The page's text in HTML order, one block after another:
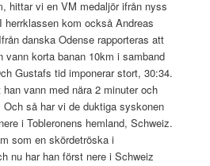
hittar vi en VM medaljör ifrån nyss
herrklassen kom också Andreas
danska Odense rapporteras att
vann korta banan 10km i samband
Gustafs tid imponerar stort, 30:34.
vann med nära 2 minuter och
så har vi de duktiga syskonen
i Tobleronens hemland, Schweiz.
som en skördetröska i
nu har han först nere i Schweiz